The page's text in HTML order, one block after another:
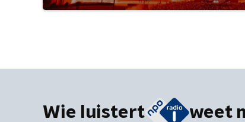
Wie luistert weet